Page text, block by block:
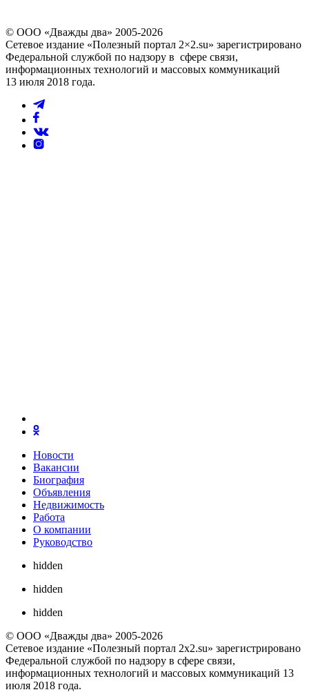
© ООО «Дважды два» 2005-2026
Сетевое издание «Полезный портал 2×2.su» зарегистрировано
Федеральной службой по надзору в сфере связи,
информационных технологий и массовых коммуникаций
13 июля 2018 года.
Новости
Вакансии
Биография
Объявления
Недвижимость
Работа
О компании
Руководство
hidden
hidden
hidden
© ООО «Дважды два» 2005-2026
Сетевое издание «Полезный портал 2x2.su» зарегистрировано
Федеральной службой по надзору в сфере связи,
информационных технологий и массовых коммуникаций 13
июля 2018 года.